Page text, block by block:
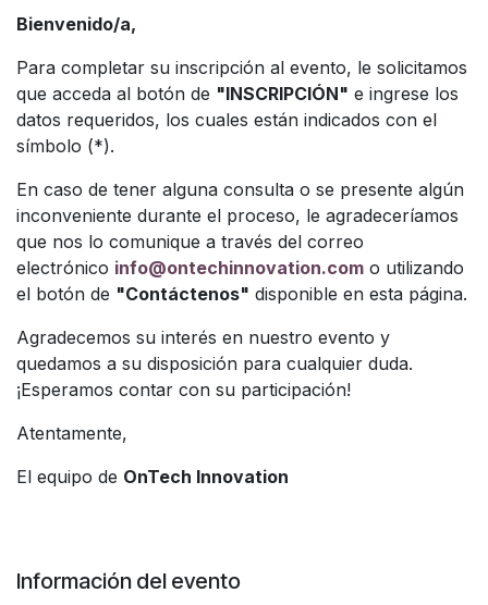
Bienvenido/a,
Para completar su inscripción al evento, le solicitamos
que acceda al botón de "INSCRIPCIÓN" e ingrese los
datos requeridos, los cuales están indicados con el
símbolo (*).
En caso de tener alguna consulta o se presente algún
inconveniente durante el proceso, le agradeceríamos
que nos lo comunique a través del correo
electrónico info@ontechinnovation.com o utilizando
el botón de "Contáctenos" disponible en esta página.
Agradecemos su interés en nuestro evento y
quedamos a su disposición para cualquier duda.
¡Esperamos contar con su participación!
Atentamente,
El equipo de OnTech Innovation
Información del evento